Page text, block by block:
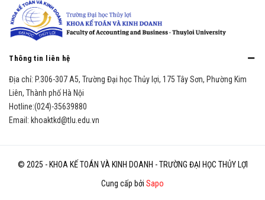
Thông tin liên hệ
Địa chỉ: P.306-307 A5, Trường Đại học Thủy lợi, 175 Tây Sơn, Phường Kim
Liên, Thành phố Hà Nội
Hotline:(024)-35639880
Email: khoaktkd@tlu.edu.vn
© 2025 - KHOA KẾ TOÁN VÀ KINH DOANH - TRƯỜNG ĐẠI HỌC THỦY LỢI
Cung cấp bởi Sapo